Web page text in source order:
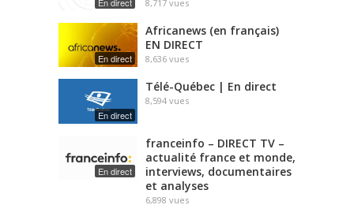
8,717 vues
En direct
Africanews (en français)
EN DIRECT
8,636 vues
En direct
Télé-Québec | En direct
8,594 vues
En direct
franceinfo – DIRECT TV –
actualité france et monde,
interviews, documentaires
et analyses
6,898 vues